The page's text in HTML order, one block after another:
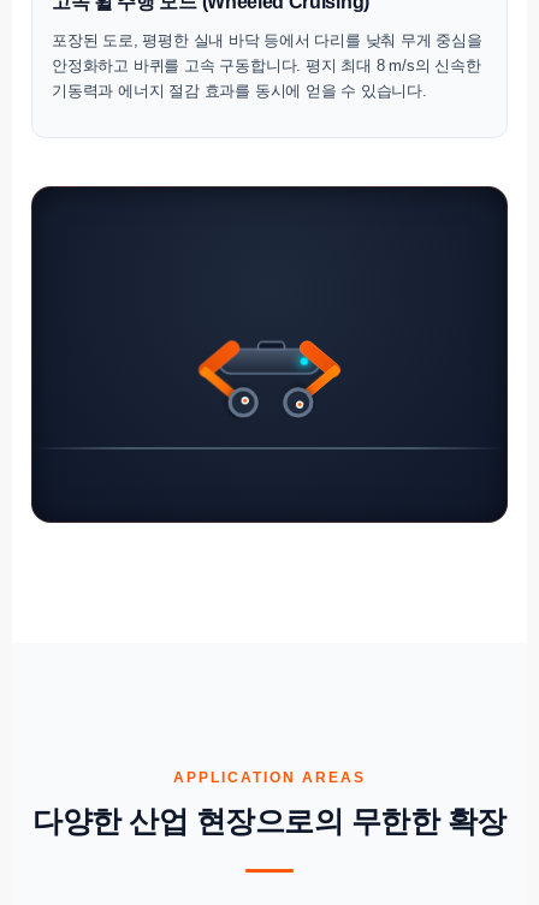
포장된 도로, 평평한 실내 바닥 등에서 다리를 낮춰 무게 중심을
안정화하고 바퀴를 고속 구동합니다. 평지 최대 8 m/s의 신속한
기동력과 에너지 절감 효과를 동시에 얻을 수 있습니다.
APPLICATION AREAS
다양한 산업 현장으로의 무한한 확장